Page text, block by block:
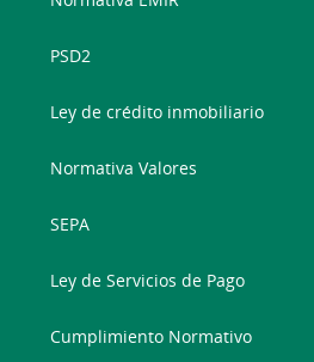
PSD2
Ley de crédito inmobiliario
Normativa Valores
SEPA
Ley de Servicios de Pago
Cumplimiento Normativo